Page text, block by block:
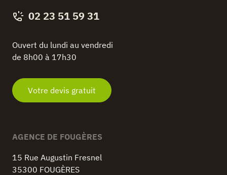
02 23 51 59 31
Ouvert du lundi au vendredi
de 8h00 à 17h30
Votre devis gratuit
AGENCE DE FOUGÈRES
15 Rue Augustin Fresnel
35300 FOUGÈRES